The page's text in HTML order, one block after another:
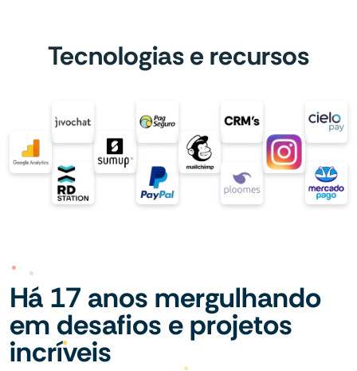
Tecnologias e recursos
Há 17 anos mergulhando
em desafios e projetos
incríveis